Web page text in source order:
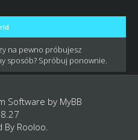
na pewno próbujesz
sposób? Spróbuj ponownie.
Software by MyBB
By Rooloo.